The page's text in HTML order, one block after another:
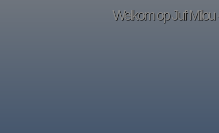
Welkom op Juf Milou